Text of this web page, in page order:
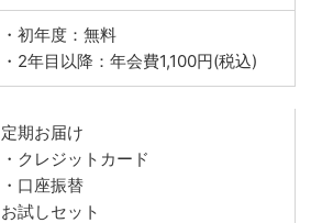
・初年度：無料
・2年目以降：年会費1,100円(税込)
定期お届け
・クレジットカード
・口座振替
お試しセット